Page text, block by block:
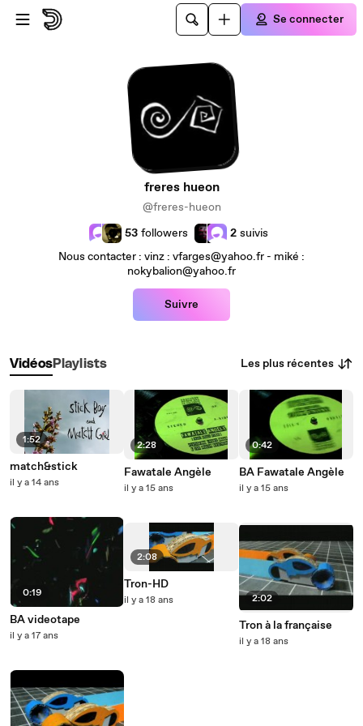
Passer au contenu principal
Se connecter
freres hueon
@freres-hueon
53 followers 2 suivis
Nous contacter : vinz : vfarges@yahoo.fr - miké :
nokybalion@yahoo.fr
Suivre
VidéosPlaylists Les plus récentes
1:52
match&stick
il y a 14 ans
0:19
BA videotape
il y a 17 ans
2:28
Fawatale Angèle
il y a 15 ans
2:08
Tron-HD
il y a 18 ans
0:42
BA Fawatale Angèle
il y a 15 ans
2:02
Tron à la française
il y a 18 ans